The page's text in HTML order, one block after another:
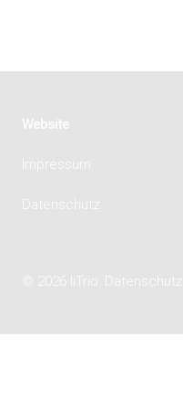
Website
Impressum
Datenschutz
© 2026 liTrio. Datenschutz